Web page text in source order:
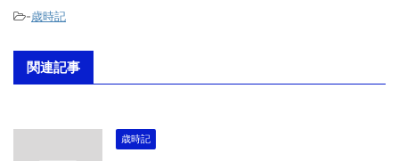
-歳時記
関連記事
歳時記